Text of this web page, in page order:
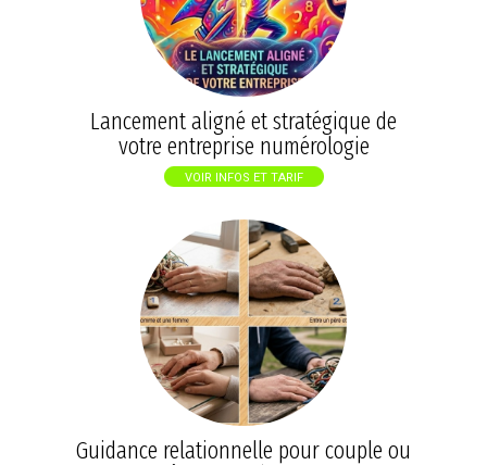
Lancement aligné et stratégique de
votre entreprise numérologie
VOIR INFOS ET TARIF
Guidance relationnelle pour couple ou